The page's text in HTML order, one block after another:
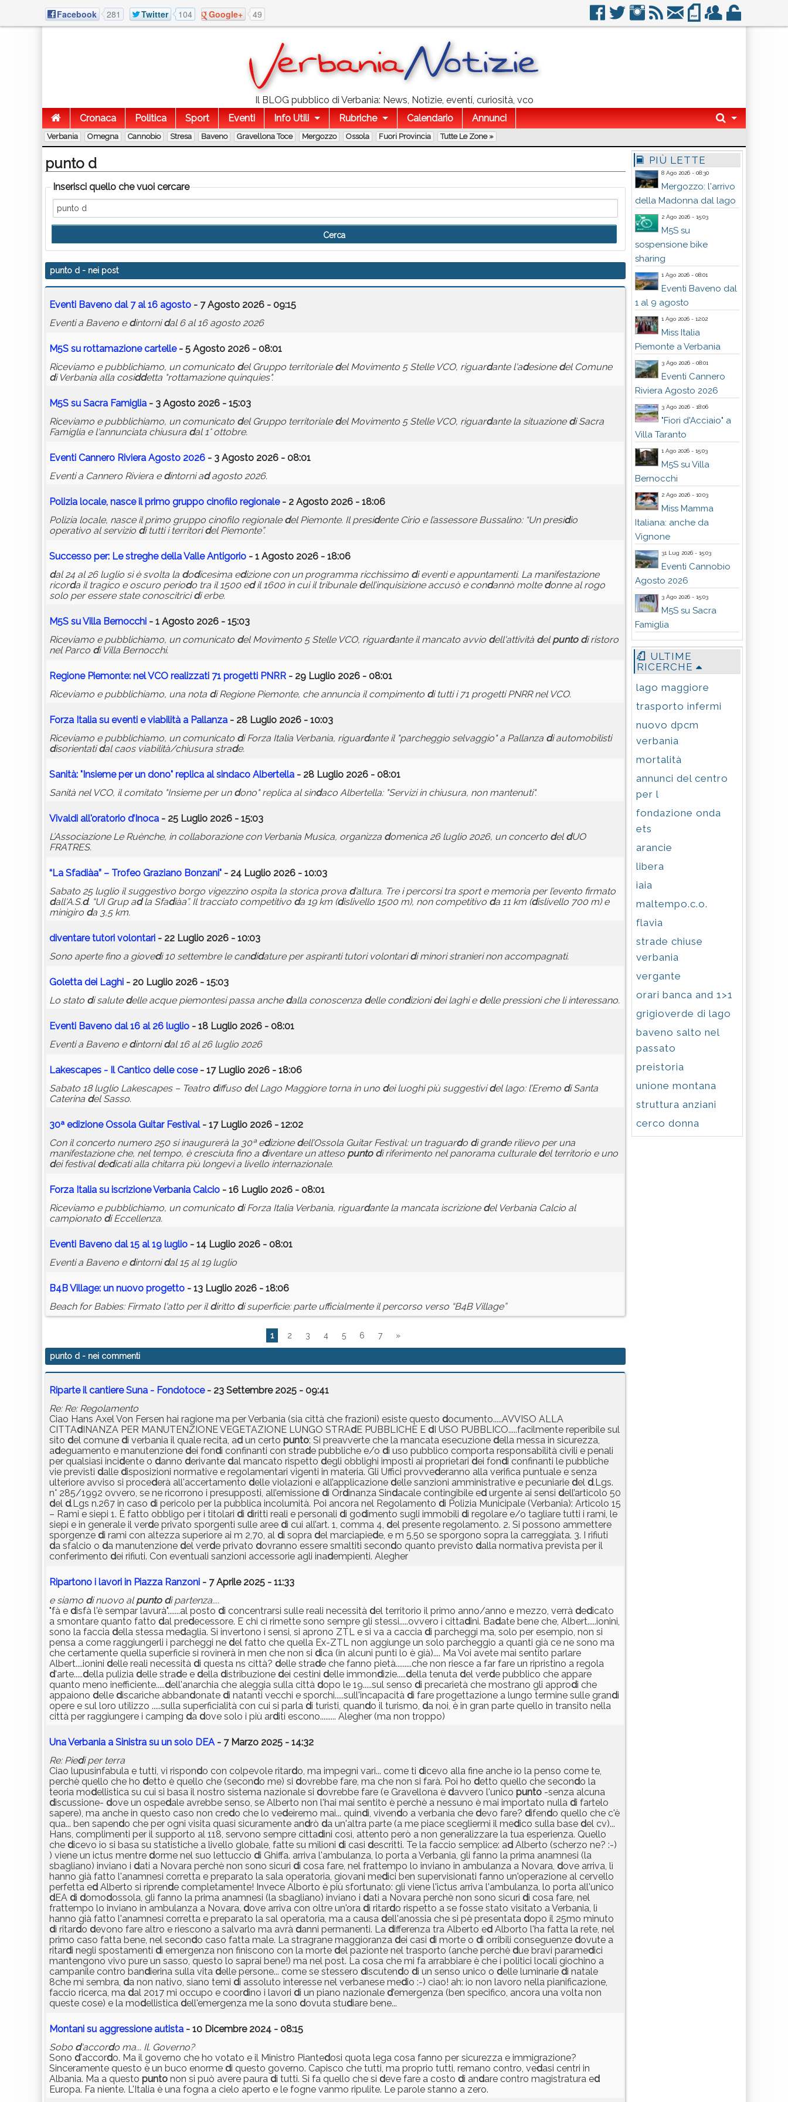
Facebook 281 Twitter 104 Google+ 49
Il BLOG pubblico di Verbania: News, Notizie, eventi, curiosità, vco
Cronaca
Politica Sport Eventi Info Utili Rubriche Calendario Annunci
Verbania Omegna Cannobio Stresa Baveno Gravellona Toce Mergozzo Ossola Fuori Provincia Tutte Le Zone »
punto d
Inserisci quello che vuoi cercare
punto d - nei post
Eventi Baveno dal 7 al 16 agosto - 7 Agosto 2026 - 09:15
Eventi a Baveno e dintornidal 6 al 16 agosto 2026
M5S su rottamazione cartelle- 5 Agosto 2026 - 08:01
Riceviamo e pubblichiamo, un comunicato del Gruppo territoriale del Movimento 5 Stelle VCO, riguardante l'adesione del Comune
di Verbania alla cosiddetta "rottamazione quinquies".
M5S su Sacra Famiglia - 3 Agosto 2026 - 15:03
Riceviamo e pubblichiamo, un comunicato del Gruppo territoriale del Movimento 5 Stelle VCO, riguardante la situazione di Sacra
Famiglia e l'annunciata chiusura dal 1° ottobre.
Eventi Cannero Riviera Agosto 2026 - 3 Agosto 2026 - 08:01
Eventi a Cannero Riviera e dintorni adagosto 2026.
Polizia locale, nasce il primo gruppo cinofilo regionale- 2 Agosto 2026 - 18:06
Polizia locale, nasce il primo gruppo cinofilo regionale del Piemonte. Il presidente Cirio e l’assessore Bussalino: “Un presidio
operativo al servizio di tutti i territoridel Piemonte”.
Successo per: Le streghedella Valle Antigorio - 1 Agosto 2026 - 18:06
dal 24 al 26 luglio si è svolta la dodicesima edizione con un programma ricchissimo di eventi e appuntamenti. La manifestazione
ricorda il tragico e oscuro periodo tra il 1500 edil 1600 in cui il tribunale dell’inquisizione accusò e condannò molte donne al rogo
solo per essere state conoscitricidi erbe.
M5S su Villa Bernocchi - 1 Agosto 2026 - 15:03
Riceviamo e pubblichiamo, un comunicato del Movimento 5 Stelle VCO, riguardante il mancato avvio dell'attività delpunto di ristoro
nel Parco di Villa Bernocchi.
Regione Piemonte: nel VCO realizzati 71 progetti PNRR - 29 Luglio 2026 - 08:01
Riceviamo e pubblichiamo, una nota di Regione Piemonte, che annuncia il compimento di tutti i 71 progetti PNRR nel VCO.
Forza Italia su eventi e viabilità a Pallanza - 28 Luglio 2026 - 10:03
Riceviamo e pubblichiamo, un comunicato di Forza Italia Verbania, riguardante il "parcheggio selvaggio" a Pallanza di automobilisti
disorientatidal caos viabilità/chiusura strade.
Sanità: "Insieme per un dono" replica al sindaco Albertella - 28 Luglio 2026 - 08:01
Sanità nel VCO, il comitato "Insieme per un dono" replica al sindaco Albertella: "Servizi in chiusura, non mantenuti".
Vivaldi all'oratorio d’Inoca - 25 Luglio 2026 - 15:03
L’Associazione Le Ruènche, in collaborazione con Verbania Musica, organizza domenica 26 luglio 2026, un concerto deldUO
FRATRES.
“La Sfadiàa” – Trofeo Graziano Bonzani" - 24 Luglio 2026 - 10:03
Sabato 25 luglio il suggestivo borgo vigezzino ospita la storica prova d’altura. Tre i percorsi tra sport e memoria per l’evento firmato
dall'A.S.d. “UI Grup adla Sfadiàa”. Il tracciato competitivo da 19 km (dislivello 1500 m), non competitivo da 11 km (dislivello 700 m) e
minigiro da 3,5 km.
diventare tutori volontari - 22 Luglio 2026 - 10:03
Sono aperte fino a giovedì 10 settembre le candidature per aspiranti tutori volontaridi minori stranieri non accompagnati.
Goletta dei Laghi - 20 Luglio 2026 - 15:03
Lo stato di salute delle acque piemontesi passa anche dalla conoscenza delle condizionidei laghi e delle pressioni che li interessano.
Eventi Baveno dal 16 al 26 luglio - 18 Luglio 2026 - 08:01
Eventi a Baveno e dintornidal 16 al 26 luglio 2026
Lakescapes - Il Cantico delle cose- 17 Luglio 2026 - 18:06
Sabato 18 luglio Lakescapes – Teatro diffuso del Lago Maggiore torna in uno dei luoghi più suggestividel lago: l’Eremo di Santa
Caterina del Sasso.
30ª edizione Ossola Guitar Festival- 17 Luglio 2026 - 12:02
Con il concerto numero 250 si inaugurerà la 30ª edizione dell’Ossola Guitar Festival: un traguardo di grande rilievo per una
manifestazione che, nel tempo, è cresciuta fino a diventare un atteso punto di riferimento nel panorama culturale del territorio e uno
dei festivaldedicati alla chitarra più longevi a livello internazionale.
Forza Italia su iscrizione Verbania Calcio - 16 Luglio 2026 - 08:01
Riceviamo e pubblichiamo, un comunicato di Forza Italia Verbania, riguardante la mancata iscrizione del Verbania Calcio al
campionato di Eccellenza.
Eventi Baveno dal 15 al 19 luglio - 14 Luglio 2026 - 08:01
Eventi a Baveno e dintornidal 15 al 19 luglio
B4B Village: un nuovo progetto - 13 Luglio 2026 - 18:06
Beach for Babies: Firmato l'atto per ildiritto di superficie: parte ufficialmente il percorso verso “B4B Village”
1 2 3 4 5 6 7 »
punto d - nei commenti
Riparte il cantiere Suna - Fondotoce- 23 Settembre 2025 - 09:41
Re: Re: Regolamento
Ciao Hans Axel Von Fersen hai ragione ma per Verbania (sia città che frazioni) esiste questo documento.....AVVISO ALLA
CITTAd INANZA PER MANUTENZIONE VEGETAZIONE LUNGO STRAdE PUBBLICHE E d I USO PUBBLICO.....facilmente reperibile sul
sito del comune di verbania il quale recita, ad un certo punto: Si preavverte che la mancata esecuzione della messa in sicurezza,
adeguamento e manutenzione dei fondi confinanti con strade pubbliche e/o di uso pubblico comporta responsabilità civili e penali
per qualsiasi incidente o danno derivante dal mancato rispetto degli obblighi imposti ai proprietari dei fondi confinanti le pubbliche
vie previsti dalle disposizioni normative e regolamentari vigenti in materia. Gli Uffici provvederanno alla verifica puntuale e senza
ulteriore avviso si procederà all'accertamento delle violazioni e all’applicazione delle sanzioni amministrative e pecuniarie del d.Lgs.
n° 285/1992 ovvero, se ne ricorrono i presupposti, all’emissione di Ordinanza Sindacale contingibile ed urgente ai sensi dell’articolo 50
del d.Lgs n.267 in caso di pericolo per la pubblica incolumità. Poi ancora nel Regolamento di Polizia Municipale (Verbania): Articolo 15
– Rami e siepi 1. È fatto obbligo per i titolari di diritti reali e personali di godimento sugli immobili di regolare e/o tagliare tutti i rami, le
siepi e in generale il verde privato sporgenti sulle aree di cui all’art. 1, comma 4, del presente regolamento. 2. Si possono ammettere
sporgenze di rami con altezza superiore ai m 2,70, al di sopra del marciapiede, e m 5,50 se sporgono sopra la carreggiata. 3. I rifiuti
da sfalcio o da manutenzione del verde privato dovranno essere smaltiti secondo quanto previsto dalla normativa prevista per il
conferimento dei rifiuti. Con eventuali sanzioni accessorie agli inadempienti. Alegher
Ripartono i lavori in Piazza Ranzoni - 7 Aprile 2025 - 11:33
e siamo di nuovo alpunto di partenza....
"fà e disfà l'è sempar lavurà".......al posto di concentrarsi sulle reali necessità del territorio il primo anno/anno e mezzo, verrà dedicato
a smontare quanto fatto dal predecessore. E chi ci rimette sono sempre gli stessi.....ovvero i cittadini. Badate bene che, Albert.....ionini,
sono la faccia della stessa medaglia. Si invertono i sensi, si aprono ZTL e si va a caccia di parcheggi ma, solo per esempio, non si
pensa a come raggiungerli i parcheggi ne del fatto che quella Ex-ZTL non aggiunge un solo parcheggio a quanti già ce ne sono ma
che certamente quella superficie si rovinerà in men che non si dica (in alcuni punti lo è già).... Ma Voi avete mai sentito parlare
Albert....ionini delle reali necessità di questa ns città? delle strade che fanno pietà.........che non riesce a far fare un ripristino a regola
d'arte.....della pulizia delle strade e della distribuzione dei cestini delle immondizie.....della tenuta del verde pubblico che appare
quanto meno inefficiente.....dell'anarchia che aleggia sulla città dopo le 19.....sul senso di precarietà che mostrano gli approdi che
appaiono delle discariche abbandonate di natanti vecchi e sporchi.....sull'incapacità di fare progettazione a lungo termine sulle grandi
opere e sul loro utilizzo .....sulla superficialità con cui si parla di turisti, quando il turismo, da noi, è in gran parte quello in transito nella
città per raggiungere i camping da dove solo i più arditi escono......... Alegher (ma non troppo)
Una Verbania a Sinistra su un solo DEA- 7 Marzo 2025 - 14:32
Re: Piedi per terra
Ciao lupusinfabula e tutti, vi rispondo con colpevole ritardo, ma impegni vari... come ti dicevo alla fine anche io la penso come te,
perchè quello che ho detto è quello che (secondo me) si dovrebbe fare, ma che non si farà. Poi ho detto quello che secondo la
teoria modellistica su cui si basa il nostro sistema nazionale si dovrebbe fare (e Gravellona è davvero l'unico punto -senza alcuna
discussione- dove un ospedale avrebbe senso, se Alberto non l'hai mai sentito è perchè a nessuno è mai importato nulla di fartelo
sapere), ma anche in questo caso non credo che lo vedeìremo mai... quindi, vivendo a verbania che devo fare? difendo quello che c'è
qua... ben sapendo che per ogni visita quasi sicuramente andrò da un'altra parte (a me piace scegliermi il medico sulla base del cv)...
Hans, complimenti per il supporto al 118, servono sempre cittadini così, attento però a non generalizzare la tua esperienza. Quello
che dicevo io si basa su statistiche a livello globale, fatte su milioni di casi descritti. Te la faccio semplice: ad Alberto (scherzo ne? :-)
) viene un ictus mentre dorme nel suo lettuccio di Ghiffa. arriva l'ambulanza, lo porta a Verbania, gli fanno la prima anamnesi (la
sbagliano) inviano i dati a Novara perchè non sono sicuri di cosa fare, nel frattempo lo inviano in ambulanza a Novara, dove arriva, lì
hanno già fatto l'anamnesi corretta e preparato la sala operatoria, giovani medici ben supervisionati fanno un'operazione al cervello
perfetta ed Alberto si riprende completamente! Invece Alborto è più sfortunato: gli viene l'ictus arriva l'ambulanza, lo porta all'unico
dEA di domodossola, gli fanno la prima anamnesi (la sbagliano) inviano i dati a Novara perchè non sono sicuri di cosa fare, nel
frattempo lo inviano in ambulanza a Novara, dove arriva con oltre un'ora di ritardo rispetto a se fosse stato visitato a Verbania, lì
hanno già fatto l'anamnesi corretta e preparato la sal operatoria, ma a causa dell'anossia che si pè presentata dopo il 25mo minuto
di ritardo devono fare altro e riescono a salvarlo ma avrà danni permanenti. La differenza tra Alberto ed Alborto l'ha fatta la rete, nel
primo caso fatta bene, nel secondo caso fatta male. La stragrane maggioranza dei casi di morte o di orribili conseguenze dovute a
ritardi negli spostamenti di emergenza non finiscono con la morte del pazionte nel trasporto (anche perchè due bravi paramedici
mantengono vivo pure un sasso, questo lo saprai bene!) ma nel post. La cosa che mi fa arrabbiare è che i politici locali giochino a
campanile contro bandierina sulla vita delle persone... come se stessero discutendo di un senso unico o delle luminarie di natale
8che mi sembra, da non nativo, siano temi di assoluto interesse nel verbanese medio :-) ciao! ah: io non lavoro nella pianificazione,
faccio ricerca, ma dal 2017 mi occupo e coordino i lavori di un piano nazionale d'emergenza (ben specifico, ancora una volta non
queste cose) e la modellistica dell'emergenza me la sono dovuta studiare bene...
Montani su aggressione autista - 10 Dicembre 2024 - 08:15
Sobo d'accordo ma... Il. Governo?
Sono d'accordo. Ma il governo che ho votato e il Ministro Piantedosi quota lega cosa fanno per sicurezza e immigrazione?
Sinceramente questo è un buco enorme di questo governo. Capisco che tutti, ma proprio tutti, remano contro, vedasi centri in
Albania. Ma a questo punto non si può avere paura di tutti. Si fa quello che si deve fare a costo di andare contro magistratura ed
Europa. Fa niente. L'Italia è una fogna a cielo aperto e le fogne vanmo ripulite. Le parole stanno a zero.
PIÙ LETTE
8 Ago 2026 - 08:30
Mergozzo: l'arrivo
della Madonna dal lago
2 Ago 2026 - 15:03
M5S su
sospensione bike
sharing
1 Ago 2026 - 08:01
Eventi Baveno dal
1 al 9 agosto
1 Ago 2026 - 12:02
Miss Italia
Piemonte a Verbania
3 Ago 2026 - 08:01
Eventi Cannero
Riviera Agosto 2026
3 Ago 2026 - 18:06
"Fiori d'Acciaio" a
Villa Taranto
1 Ago 2026 - 15:03
M5S su Villa
Bernocchi
2 Ago 2026 - 10:03
Miss Mamma
Italiana: anche da
Vignone
31 Lug 2026 - 15:03
Eventi Cannobio
Agosto 2026
3 Ago 2026 - 15:03
M5S su Sacra
Famiglia
ULTIME
RICERCHE
lago maggiore
trasporto infermi
nuovo dpcm
verbania
mortalità
annunci del centro
per l
fondazione onda
ets
arancie
libera
iaia
maltempo.c.o.
flavia
strade chiuse
verbania
vergante
orari banca and 1>1
grigioverde di lago
baveno salto nel
passato
preistoria
unione montana
struttura anziani
cerco donna